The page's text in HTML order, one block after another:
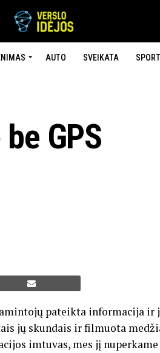
AUTO SVEIKATA
GPS
pateikta informacija ir
jų skundais ir filmuota
imtuvas, mes jį nuperkame